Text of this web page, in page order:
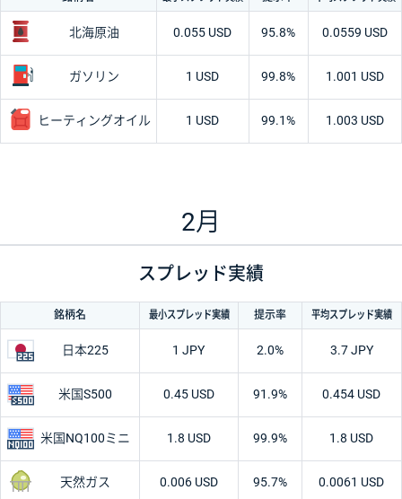
北海原油 0.055 USD 95.8% 0.0559 USD
ガソリン 1 USD 99.8% 1.001 USD
ヒーティングオイル 1 USD 99.1% 1.003 USD
2月
スプレッド実績
銘柄名 最小スプレッド実績 提示率 平均スプレッド実績
日本225 1 JPY 2.0% 3.7 JPY
米国S500 0.45 USD 91.9% 0.454 USD
米国NQ100ミニ 1.8 USD 99.9% 1.8 USD
天然ガス 0.006 USD 95.7% 0.0061 USD